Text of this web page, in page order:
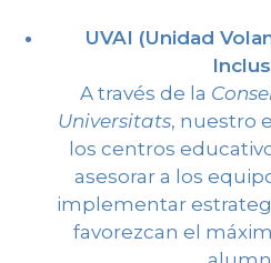
UVAI (Unidad
A través de la
Universitats, nuestro
los centros
asesorar a los
implementar
favorezcan el